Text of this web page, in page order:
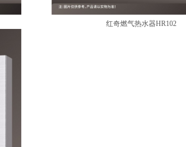
红奇燃气热水器HR102